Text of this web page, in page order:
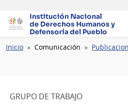
Institución Nacional
de Derechos Humanosy
Defensoría del Pueblo
Ruta
Inicio Comunicación
GRUPO DE TRABAJO